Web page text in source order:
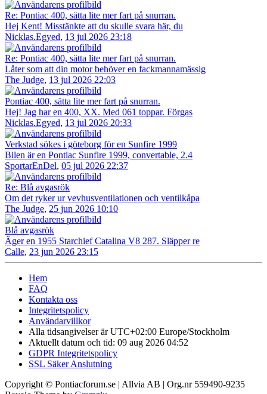
Re: Pontiac 400, sätta lite mer fart på snurran.
Hej Kent! Misstänkte att du skulle svara här, du
Nicklas.Egyed, 13 jul 2026 23:18
Re: Pontiac 400, sätta lite mer fart på snurran.
Låter som att din motor behöver en fackmannamässig
The Judge, 13 jul 2026 22:03
Pontiac 400, sätta lite mer fart på snurran.
Hej! Jag har en 400, XX. Med 061 toppar. Förgas
Nicklas.Egyed, 13 jul 2026 20:33
Verkstad sökes i göteborg för en Sunfire 1999
Bilen är en Pontiac Sunfire 1999, convertable, 2.4
SportarEnDel, 05 jul 2026 22:37
Re: Blå avgasrök
Om det ryker ur vevhusventilationen och ventilkåpa
The Judge, 25 jun 2026 10:10
Blå avgasrök
Äger en 1955 Starchief Catalina V8 287. Släpper re
Calle, 23 jun 2026 23:15
Hem
FAQ
Kontakta oss
Integritetspolicy
Användarvillkor
Alla tidsangivelser är UTC+02:00 Europe/Stockholm
Aktuellt datum och tid: 09 aug 2026 04:52
GDPR Integritetspolicy
SSL Säker Anslutning
Copyright © Pontiacforum.se | Allvia AB | Org.nr 559490-9235